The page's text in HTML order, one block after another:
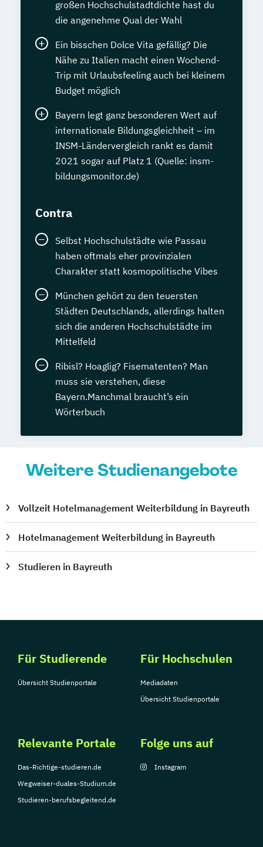
großen Hochschulstadtdichte hast du
die angenehme Qual der Wahl
Ein bisschen Dolce Vita gefällig? Die
Nähe zu Italien macht einen Wochend-
Trip mit Urlaubsfeeling auch bei kleinem
Budget möglich
Bayern legt ganz besonderen Wert auf
internationale Bildungsgleichheit – im
INSM-Ländervergleich rankt es damit
2021 sogar auf Platz 1 (Quelle: insm-
bildungsmonitor.de)
Contra
Selbst Hochschulstädte wie Passau
haben oftmals eher provinzialen
Charakter statt kosmopolitische Vibes
München gehört zu den teuersten
Städten Deutschlands, allerdings halten
sich die anderen Hochschulstädte im
Mittelfeld
Ribisl? Hoaglig? Fisematenten? Man
muss sie verstehen, diese
Bayern.Manchmal braucht’s ein
Wörterbuch
Weitere Studienangebote
Vollzeit Hotelmanagement Weiterbildung in Bayreuth
Hotelmanagement Weiterbildung in Bayreuth
Studieren in Bayreuth
Für Studierende
Übersicht Studienportale
Für Hochschulen
Mediadaten
Übersicht Studienportale
Relevante Portale
Das-Richtige-studieren.de
Wegweiser-duales-Studium.de
Studieren-berufsbegleitend.de
Folge uns auf
Instagram